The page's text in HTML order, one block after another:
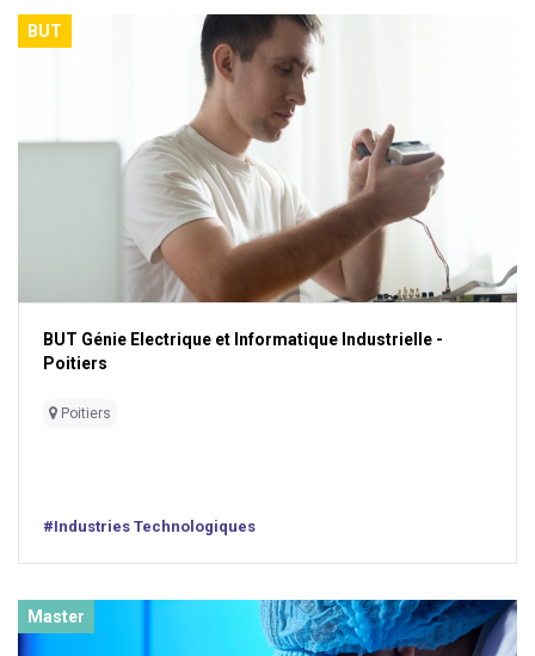
BUT
BUT Génie Electrique et Informatique Industrielle -
Poitiers
Poitiers
#Industries Technologiques
Master